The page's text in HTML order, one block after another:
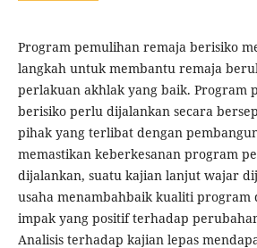
Program pemulihan remaja berisiko
langkah untuk membantu remaja
perlakuan akhlak yang baik. Program
berisiko perlu dijalankan secara
pihak yang terlibat dengan
memastikan keberkesanan program
dijalankan, suatu kajian lanjut wajar
usaha menambahbaik kualiti program
impak yang positif terhadap
Analisis terhadap kajian lepas